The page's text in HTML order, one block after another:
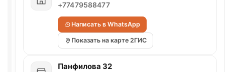
+77479588477
Написать в WhatsApp
Показать на карте 2ГИС
Панфилова 32